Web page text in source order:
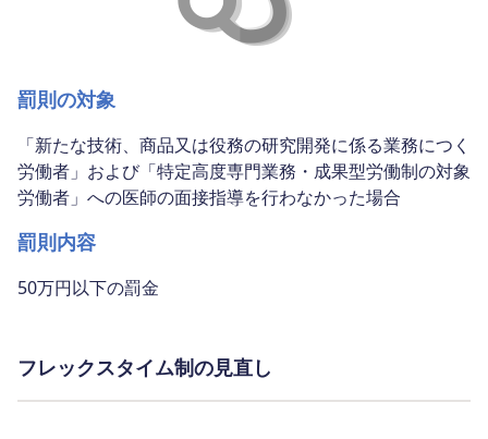
罰則の対象
「新たな技術、商品又は役務の研究開発に係る業務につく
労働者」および「特定高度専門業務・成果型労働制の対象
労働者」への医師の面接指導を行わなかった場合
罰則内容
50万円以下の罰金
フレックスタイム制の見直し